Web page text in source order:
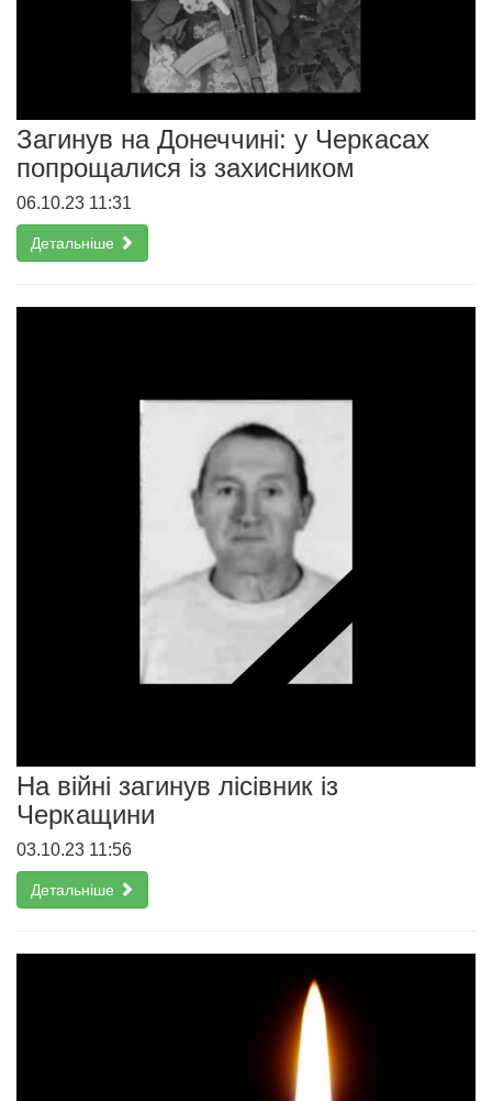
Загинув на Донеччині: у Черкасах
попрощалися із захисником
06.10.23 11:31
Детальніше
На війні загинув лісівник із
Черкащини
03.10.23 11:56
Детальніше